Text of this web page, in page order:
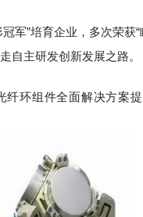
军”培育企业，多次荣获
自主研发创新发展之路。
纤环组件全面解决方案